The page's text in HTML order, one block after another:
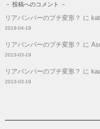
－ 投稿へのコメント －
リアバンパーのプチ変形？ に
2019-04-19
リアバンパーのプチ変形？ に
2013-03-19
リアバンパーのプチ変形？ に
2013-03-19